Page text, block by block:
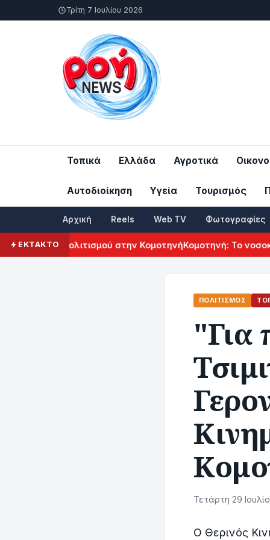
Τρίτη 7 Ιουλίου 2026
Τοπικά Ελλάδα Αγροτικά
Αυτοδιοίκηση Υγεία Τουρισμός
Αρχική Reels Web TV Φωτογραφίες
ΕΚΤΑΚΤΟΠολιτισμού στην ΚομοτηνήΚομοτηνή: Το
ΠΟΛΙΤΙΣΜΌΣ
"Για
Τετάρτη 29
Ο Θερινός